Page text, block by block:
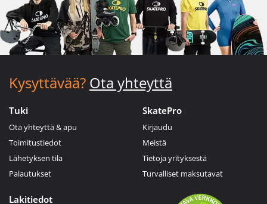
Kysyttävää? Ota yhteyttä
Tuki
Ota yhteyttä & apu
Toimitustiedot
Lähetyksen tila
Palautukset
SkatePro
Kirjaudu
Meistä
Tietoja yrityksestä
Turvalliset maksutavat
Lakitiedot